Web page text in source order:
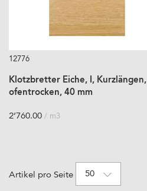
12776
Klotzbretter Eiche, I, Kurzlängen,
ofentrocken, 40 mm
2’760.00 / m3
Artikel pro Seite 50